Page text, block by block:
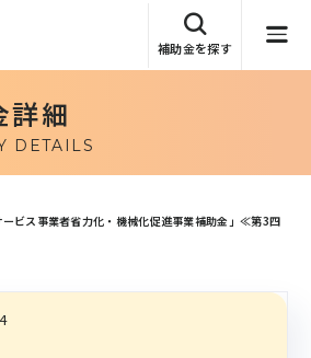
補助金を探す
詳細
DETAILS
ビス事業者省力化・機械化促進事業補助金」≪第3四